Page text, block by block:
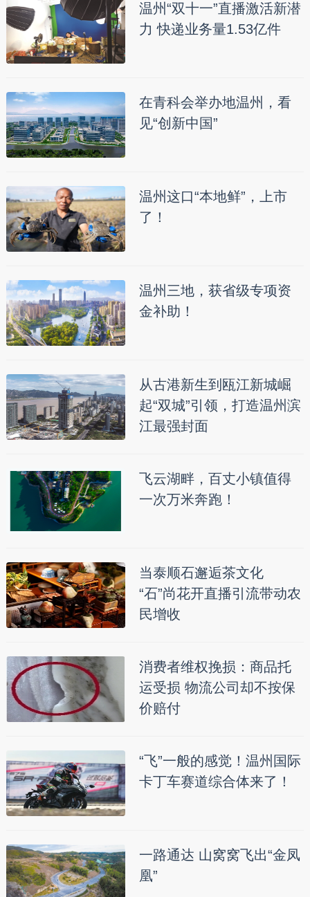
温州“双十一”直播激活新潜
力 快递业务量1.53亿件
在青科会举办地温州，看
见“创新中国”
温州这口“本地鲜”，上市
了！
温州三地，获省级专项资
金补助！
从古港新生到瓯江新城崛
起“双城”引领，打造温州滨
江最强封面
飞云湖畔，百丈小镇值得
一次万米奔跑！
当泰顺石邂逅茶文化
“石”尚花开直播引流带动农
民增收
消费者维权挽损：商品托
运受损 物流公司却不按保
价赔付
“飞”一般的感觉！温州国际
卡丁车赛道综合体来了！
一路通达 山窝窝飞出“金凤
凰”